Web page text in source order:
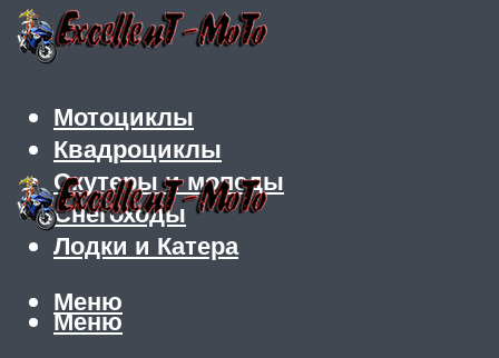
Мотоциклы
Квадроциклы
Скутеры и мопеды
Снегоходы
Лодки и Катера
Меню
Меню